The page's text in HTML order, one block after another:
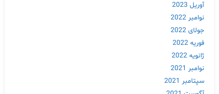
آوریل 2023
نوامبر 2022
جولای 2022
فوریه 2022
ژانویه 2022
نوامبر 2021
سپتامبر 2021